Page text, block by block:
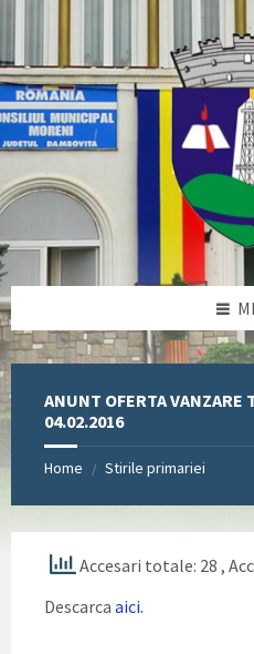
sidebar
sidebar
ANUNT OFERTA VANZARE
04.02.2016
Home / Stirile primariei
Accesari totale: 28 ,
Descarca aici.